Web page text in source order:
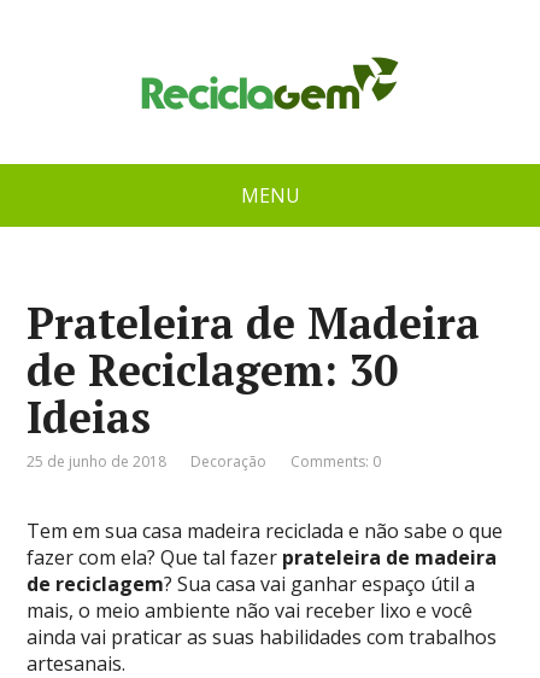
MENU
Prateleira de Madeira
de Reciclagem: 30
Ideias
25 de junho de 2018 Decoração Comments: 0
Tem em sua casa madeira reciclada e não sabe o que
fazer com ela? Que tal fazer prateleira de madeira
de reciclagem? Sua casa vai ganhar espaço útil a
mais, o meio ambiente não vai receber lixo e você
ainda vai praticar as suas habilidades com trabalhos
artesanais.